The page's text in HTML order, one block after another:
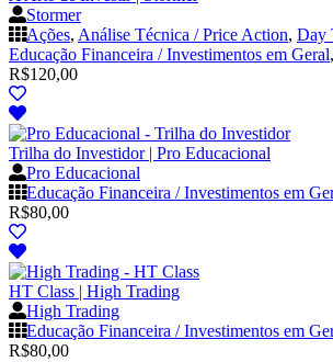
Stormer
Ações, Análise Técnica / Price Action, Day
Educação Financeira / Investimentos em Geral,
R$120,00
Trilha do Investidor | Pro Educacional
Pro Educacional
Educação Financeira / Investimentos em
R$80,00
HT Class | High Trading
High Trading
Educação Financeira / Investimentos em
R$80,00